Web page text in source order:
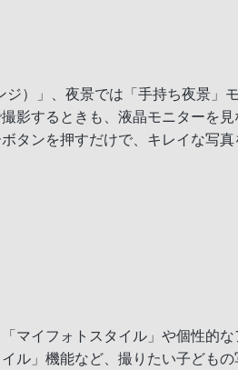
）」、夜景では「手持ち夜景」
影するときも、液晶モニターを
ンを押すだけで、キレイな写真
マイフォトスタイル」や個性的
ル」機能など、撮りたい子ども